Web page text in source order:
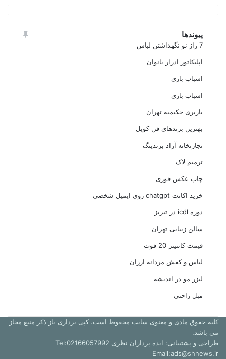
پیوندها
7 راز نو نگهداشتن لباس
اپلیکاتور ادرار بانوان
اسباب بازی
اسباب بازی
باربری حکیمیه تهران
بهترین برندهای فن کویل
تجارتخانه آراد برندینگ
ترمیم لاک
چاپ عکس فوری
خرید اکانت chatgpt روی ایمیل شخصی
دوره icdl در تبریز
سالن زیبایی تهران
قیمت کانتینر 20 فوت
لباس و کفش مردانه ارزان
لیزر مو در اندیشه
مبل راحتی
کلیه حقوق مادی و معنوی سایت محفوظ است. کپی برداری باز ذکر منبع مجاز
می باشد.
طراحی و پشتیبانی: ایده پردازان نظری Tel:02166057992
Email:ads@shnews.ir